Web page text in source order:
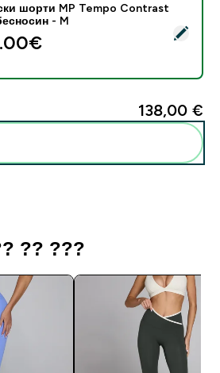
- Дамски шорти MP Tempo
шорти MP Tempo Contrast
- M
138,00 €‎
?? ???